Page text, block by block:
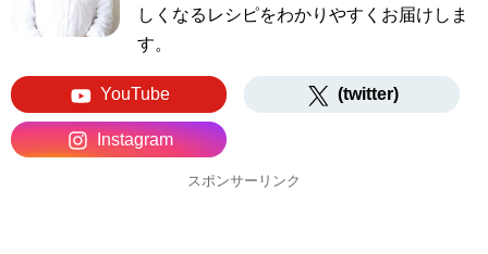
しくなるレシピをわかりやすくお届けしま
す。
YouTube (twitter)
Instagram
スポンサーリンク